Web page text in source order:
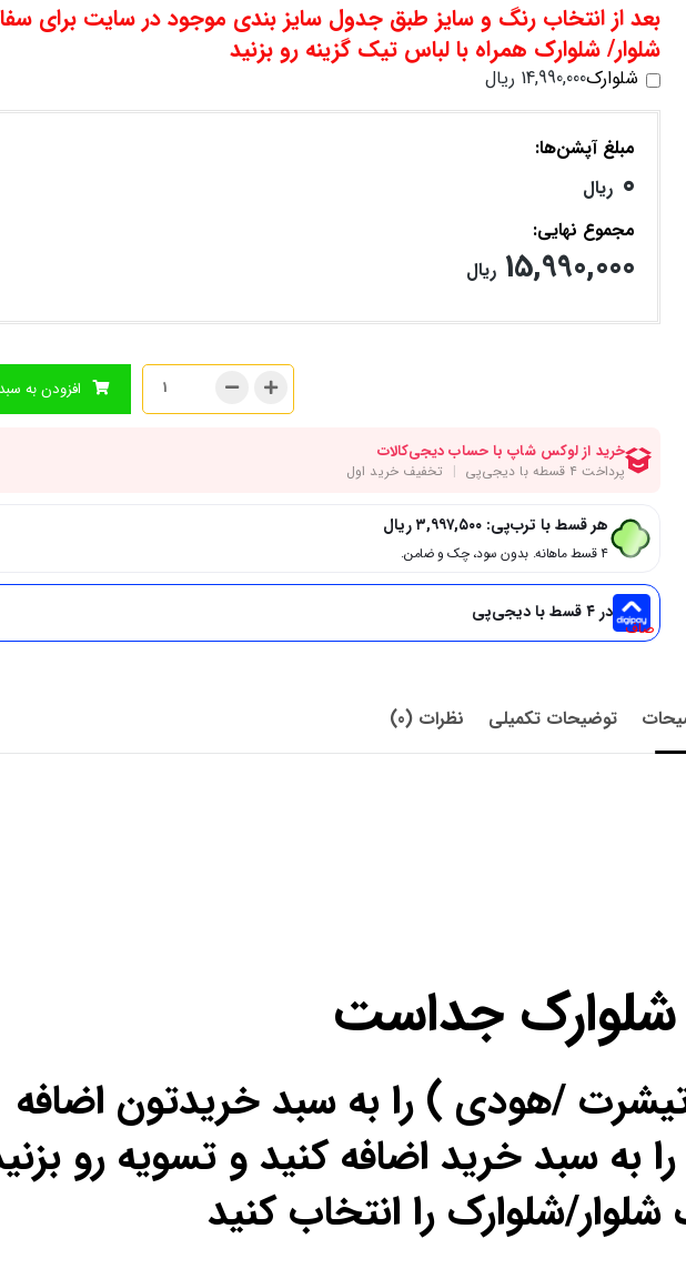
صاف
بعد از انتخاب رنگ و سایز طبق جدول سایز بندی موجود در سایت برای
شلوار/ شلوارک همراه با لباس تیک گزینه رو بزنید
شلوارک14,990,000 ریال
مبلغ آپشن‌ها
0 ریال
مجموع نهایی
15,990,000 ریال
افزودن به
هر قسط با ترب‌پی: ۳,۹۹۷,۵۰۰ریال
۴ قسط ماهانه. بدون سود، چک و ضامن.
در ۴ قسط با دیجی‌پی
توضیحات تکمیلی نظرات (0)
شلوارک جداست
/هودی ) را به سبد خریدتون اضافه
به سبد خرید اضافه کنید و تسویه رو
شلوارک را انتخاب کنید